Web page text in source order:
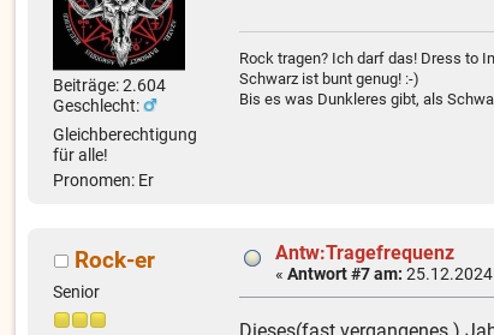
Beiträge: 2.604
Geschlecht:
Gleichberechtigung
für alle!
Pronomen: Er
Rock tragen? Ich darf das! Dress to
Schwarz ist bunt genug! :-)
Bis es was Dunkleres gibt, als
Rock-er
Senior
Antw:Tragefrequenz
«Antwort #7 am: 25.12.2024
Dieses(fast vergangenes )